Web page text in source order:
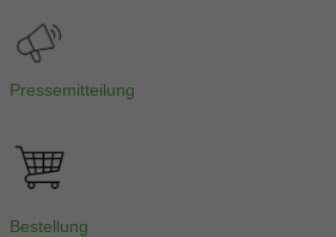
Pressemitteilung
Bestellung